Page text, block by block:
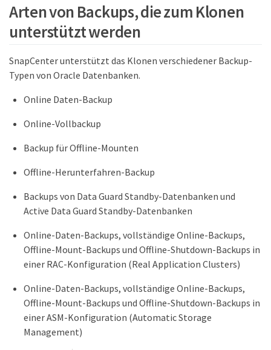
Arten von Backups, die zum Klonen
unterstützt werden
SnapCenter unterstützt das Klonen verschiedener Backup-
Typen von Oracle Datenbanken.
Online Daten-Backup
Online-Vollbackup
Backup für Offline-Mounten
Offline-Herunterfahren-Backup
Backups von Data Guard Standby-Datenbanken und
Active Data Guard Standby-Datenbanken
Online-Daten-Backups, vollständige Online-Backups,
Offline-Mount-Backups und Offline-Shutdown-Backups in
einer RAC-Konfiguration (Real Application Clusters)
Online-Daten-Backups, vollständige Online-Backups,
Offline-Mount-Backups und Offline-Shutdown-Backups in
einer ASM-Konfiguration (Automatic Storage
Management)